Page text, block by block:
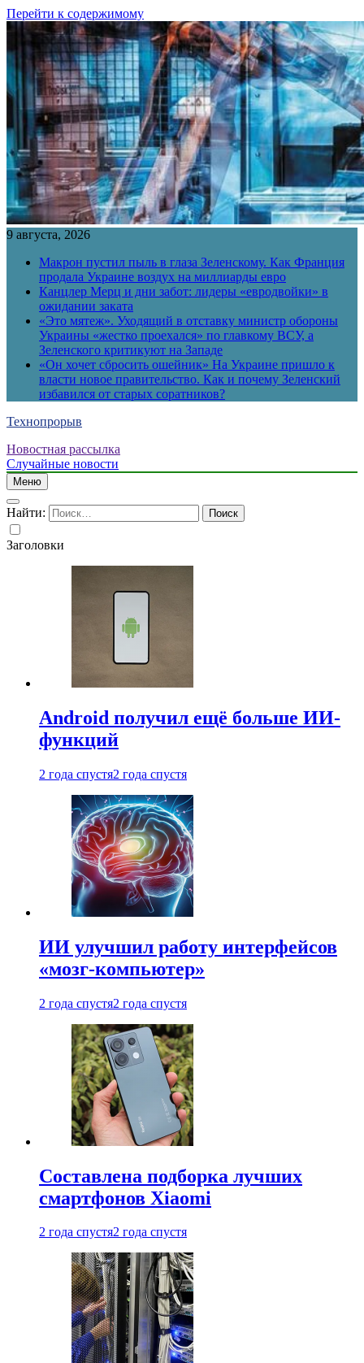
Перейти к содержимому
9 августа, 2026
Макрон пустил пыль в глаза Зеленскому. Как Франция
продала Украине воздух на миллиарды евро
Канцлер Мерц и дни забот: лидеры «евродвойки» в
ожидании заката
«Это мятеж». Уходящий в отставку министр обороны
Украины «жестко проехался» по главкому ВСУ, а
Зеленского критикуют на Западе
«Он хочет сбросить ошейник» На Украине пришло к
власти новое правительство. Как и почему Зеленский
избавился от старых соратников?
Технопрорыв
Новостная рассылка
Случайные новости
Меню
Найти:
Заголовки
Android получил ещё больше ИИ-
функций
2 года спустя2 года спустя
ИИ улучшил работу интерфейсов
«мозг-компьютер»
2 года спустя2 года спустя
Составлена подборка лучших
смартфонов Xiaomi
2 года спустя2 года спустя